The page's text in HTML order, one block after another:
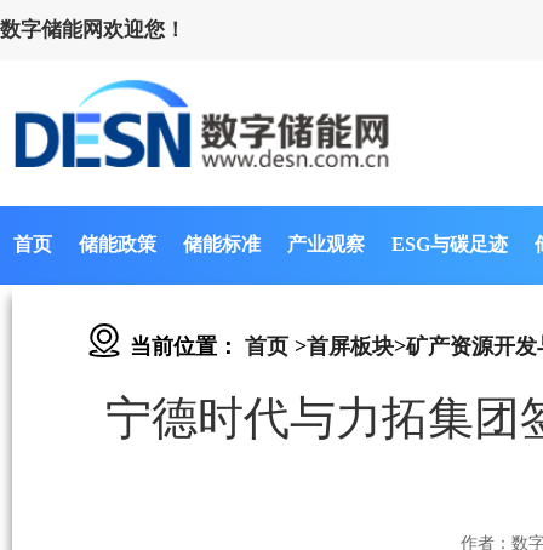
数字储能网欢迎您！
首页 储能政策 储能标准 产业观察 ESG与碳足迹
当前位置： 首页 >首屏板块>矿产资源开发
宁德时代与力拓集团
作者：数